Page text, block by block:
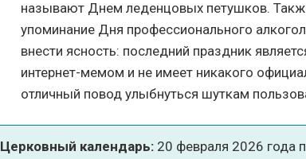
называют Днем леденцовых петушков.
упоминание Дня профессионального
внести ясность: последний праздник
интернет-мемом и не имеет никакого
отличный повод улыбнуться шуткам
Церковный календарь: 20 февраля 2026 года